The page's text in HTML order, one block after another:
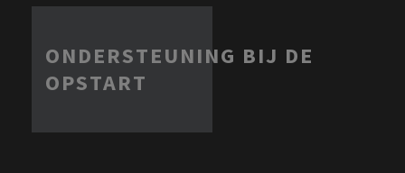
ONDERSTEUNING BIJ DE
OPSTART